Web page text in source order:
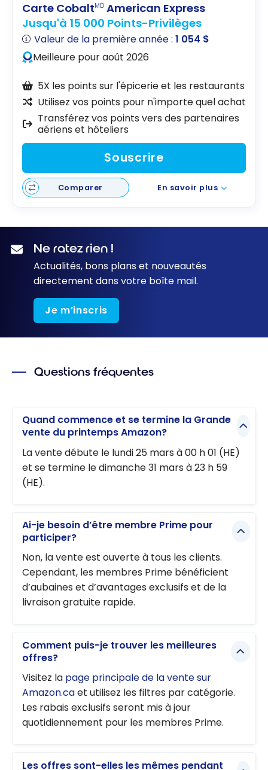
Carte CobaltMD American Express
Jusqu'à 15 000 Points-Privilèges
Valeur de la première année :1 054 $
Meilleure pour août 2026
5X les points sur l'épicerie et les restaurants
Utilisez vos points pour n'importe quel achat
Transférez vos points vers des partenaires
aériens et hôteliers
Souscrire
Comparer En savoir plus
Ne ratez rien !
Actualités, bons plans et nouveautés
directement dans votre boîte mail.
Je m’inscris
Questions fréquentes
Quand commence et se termine la Grande
vente du printemps Amazon?
La vente débute le lundi 25 mars à 00 h 01 (HE)
et se termine le dimanche 31 mars à 23 h 59
(HE).
Ai-je besoin d’être membre Prime pour
participer?
Non, la vente est ouverte à tous les clients.
Cependant, les membres Prime bénéficient
d’aubaines et d’avantages exclusifs et de la
livraison gratuite rapide.
Comment puis-je trouver les meilleures
offres?
Visitez la page principale de la vente sur
Amazon.caet utilisez les filtres par catégorie.
Les rabais exclusifs seront mis à jour
quotidiennement pour les membres Prime.
Les offres sont-elles les mêmes pendant